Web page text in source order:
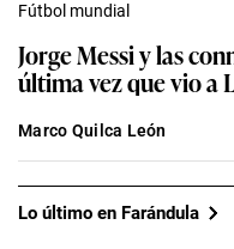
Fútbol mundial
Jorge Messi y las
última vez que vio a
Marco Quilca León
Lo último en Farándula